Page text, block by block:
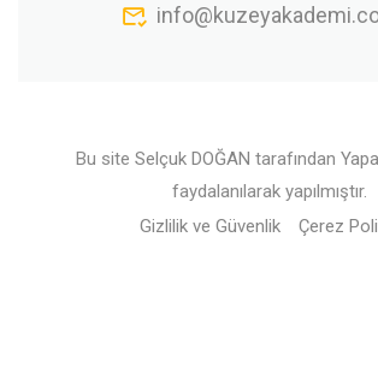
Bu site Selçuk DOĞAN tarafından
faydalanılarak yapılmıştır.
Gizlilik ve Güvenlik
Çerez